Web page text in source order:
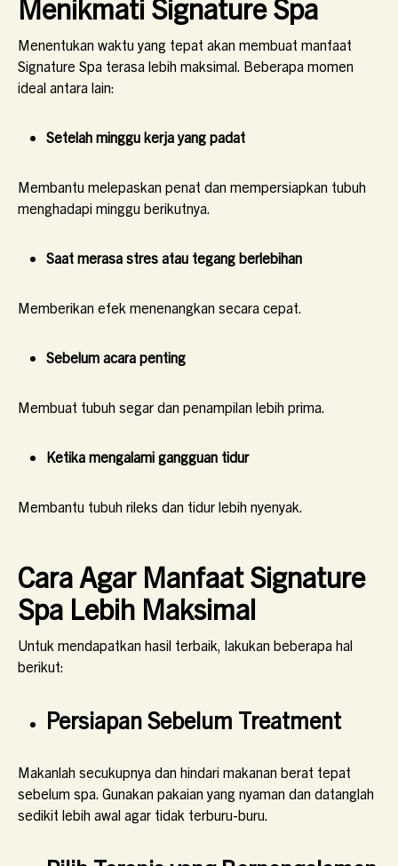
Menikmati Signature Spa
Menentukan waktu yang tepat akan membuat manfaat
Signature Spa terasa lebih maksimal. Beberapa momen
ideal antara lain:
Setelah minggu kerja yang padat
Membantu melepaskan penat dan mempersiapkan tubuh
menghadapi minggu berikutnya.
Saat merasa stres atau tegang berlebihan
Memberikan efek menenangkan secara cepat.
Sebelum acara penting
Membuat tubuh segar dan penampilan lebih prima.
Ketika mengalami gangguan tidur
Membantu tubuh rileks dan tidur lebih nyenyak.
Cara Agar Manfaat Signature
Spa Lebih Maksimal
Untuk mendapatkan hasil terbaik, lakukan beberapa hal
berikut:
Persiapan Sebelum Treatment
Makanlah secukupnya dan hindari makanan berat tepat
sebelum spa. Gunakan pakaian yang nyaman dan datanglah
sedikit lebih awal agar tidak terburu-buru.